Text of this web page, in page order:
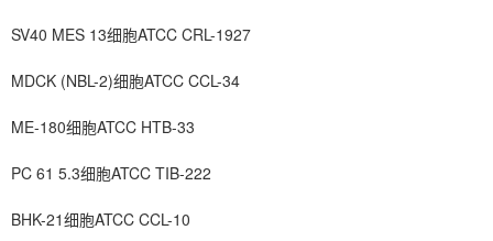
SV40 MES 13细胞ATCC CRL-1927
MDCK (NBL-2)细胞ATCC CCL-34
ME-180细胞ATCC HTB-33
PC 61 5.3细胞ATCC TIB-222
BHK-21细胞ATCC CCL-10